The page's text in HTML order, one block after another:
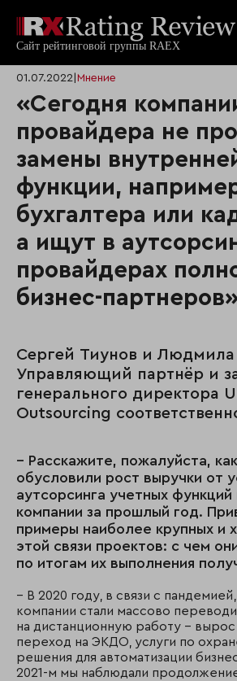
01.07.2022 Мнение
«Сегодня
провайдера не
замены
функции,
бухгалтера или
а ищут в
провайдерах
бизнес-
Сергей Тиунов и
Управляющий партнёр и
генерального директора
Outsourcing
– Расскажите, пожалуйста,
обусловили рост выручки от
аутсорсинга учетных
компании за прошлый год.
примеры наиболее крупных и
этой связи проектов: с чем
по итогам их выполнения
– В 2020 году, в связи с
компании стали массово
на дистанционную работу –
переход на ЭКДО, услуги по
решения для автоматизации
2021-м мы наблюдали